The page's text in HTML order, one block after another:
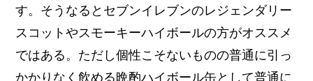
す。そうなるとセブンイレブンのレジェンダリー
スコットやスモーキーハイボールの方がオススメ
ではある。ただし個性こそないものの普通に引っ
かかりなく飲める晩酌ハイボール缶として普通に